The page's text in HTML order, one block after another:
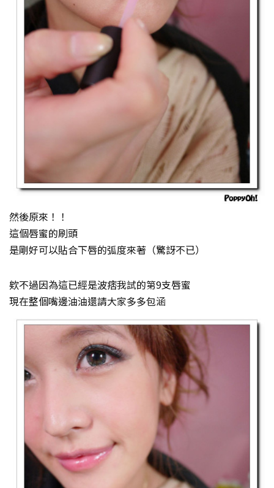
然後原來！！
這個唇蜜的刷頭
是剛好可以貼合下唇的弧度來著（驚訝不已）
欸不過因為這已經是波痞我試的第9支唇蜜
現在整個嘴邊油油還請大家多多包涵